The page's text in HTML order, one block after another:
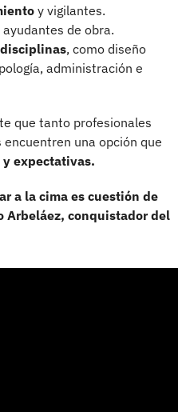
y vigilantes.
ayudantes de obra.
, como diseño
administración e
que tanto profesionales
una opción que
expectativas.
a la cima es cuestión de
Arbeláez, conquistador del